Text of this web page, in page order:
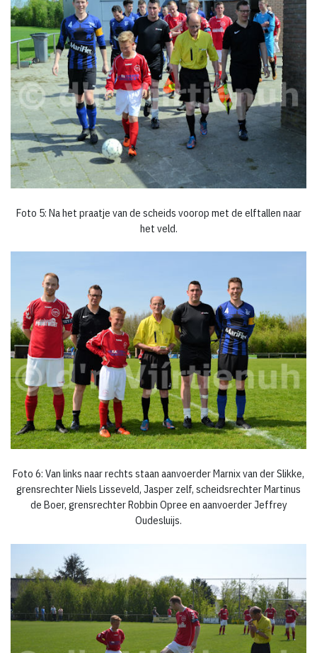
Foto 5: Na het praatje van de scheids voorop met de elftallen naar
het veld.
Foto 6: Van links naar rechts staan aanvoerder Marnix van der Slikke,
grensrechter Niels Lisseveld, Jasper zelf, scheidsrechter Martinus
de Boer, grensrechter Robbin Opree en aanvoerder Jeffrey
Oudesluijs.